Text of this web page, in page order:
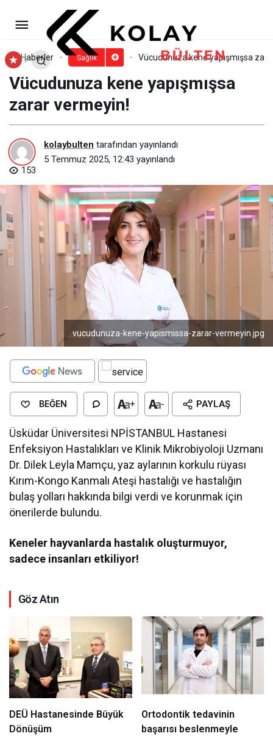
Haberler Sağlık Vücudunuza kene yapışmışsa
Vücudunuza kene yapışmışsa
zarar vermeyin!
kolaybulten tarafından yayınlandı
5 Temmuz 2025, 12:43 yayınlandı
153
vucudunuza-kene-yapismissa-zarar-vermeyin.jpg
BEĞEN + - PAYLAŞ
Üsküdar Üniversitesi NPİSTANBUL Hastanesi
Enfeksiyon Hastalıkları ve Klinik Mikrobiyoloji Uzmanı
Dr. Dilek Leyla Mamçu, yaz aylarının korkulu rüyası
Kırım-Kongo Kanmalı Ateşi hastalığı ve hastalığın
bulaş yolları hakkında bilgi verdi ve korunmak için
önerilerde bulundu.
Keneler hayvanlarda hastalık oluşturmuyor,
sadece insanları etkiliyor!
Göz Atın
DEÜ Hastanesinde Büyük
Dönüşüm
Ortodontik tedavinin
başarısı beslenmeyle
Alzheimer’a umut olacak keşif!
Yorum Yap Paylaş